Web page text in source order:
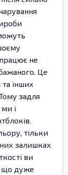
не
Це
інших
задля
і
тільки
залишках
ви
що дуже